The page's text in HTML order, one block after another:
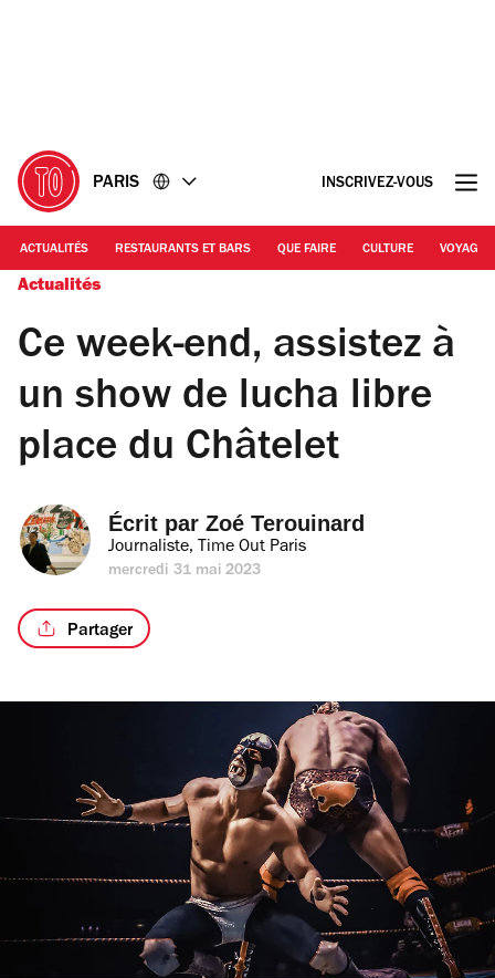
PARIS INSCRIVEZ-VOUS
ACTUALITÉS RESTAURANTS ET BARS QUE FAIRE CULTURE VOYAGE
Actualités
Ce week-end, assistez à
un show de lucha libre
place du Châtelet
Écrit par Zoé Terouinard
Journaliste, Time Out Paris
mercredi 31 mai 2023
Partager